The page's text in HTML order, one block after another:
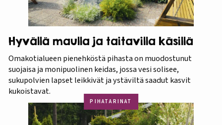
Hyvällä maulla ja taitavilla käsillä
Omakotialueen pienehköstä pihasta on muodostunut
suojaisa ja monipuolinen keidas, jossa vesi solisee,
sukupolvien lapset leikkivät ja ystäviltä saadut kasvit
kukoistavat.
PIHATARINAT